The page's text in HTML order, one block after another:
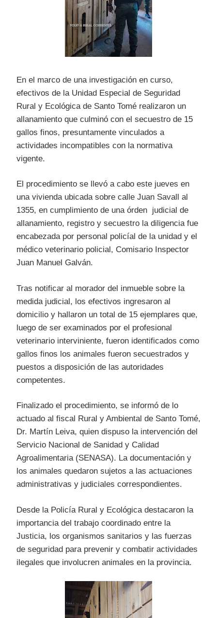
En el marco de una investigación en curso,
efectivos de la Unidad Especial de Seguridad
Rural y Ecológica de Santo Tomé realizaron un
allanamiento que culminó con el secuestro de 15
gallos finos, presuntamente vinculados a
actividades incompatibles con la normativa
vigente.
El procedimiento se llevó a cabo este jueves en
una vivienda ubicada sobre calle Juan Savall al
1355, en cumplimiento de una órden judicial de
allanamiento, registro y secuestro la diligencia fue
encabezada por personal policíal de la unidad y el
médico veterinario policial, Comisario Inspector
Juan Manuel Galván.
Tras notificar al morador del inmueble sobre la
medida judicial, los efectivos ingresaron al
domicilio y hallaron un total de 15 ejemplares que,
luego de ser examinados por el profesional
veterinario interviniente, fueron identificados como
gallos finos los animales fueron secuestrados y
puestos a disposición de las autoridades
competentes.
Finalizado el procedimiento, se informó de lo
actuado al fiscal Rural y Ambiental de Santo Tomé,
Dr. Martín Leiva, quien dispuso la intervención del
Servicio Nacional de Sanidad y Calidad
Agroalimentaria (SENASA). La documentación y
los animales quedaron sujetos a las actuaciones
administrativas y judiciales correspondientes.
Desde la Policía Rural y Ecológica destacaron la
importancia del trabajo coordinado entre la
Justicia, los organismos sanitarios y las fuerzas
de seguridad para prevenir y combatir actividades
ilegales que involucren animales en la provincia.